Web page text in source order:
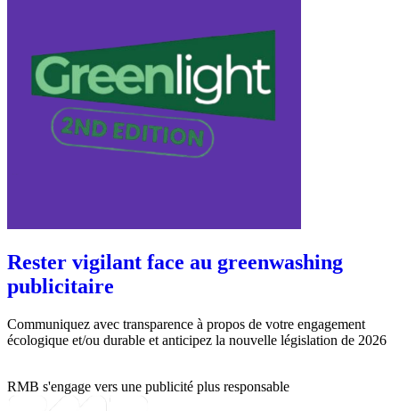
Rester vigilant face au greenwashing
publicitaire
Communiquez avec transparence à propos de votre engagement
écologique et/ou durable et anticipez la nouvelle législation de 2026
RMB s'engage vers une publicité plus responsable